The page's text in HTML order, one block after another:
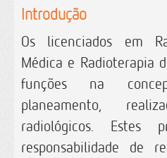
Introdução
Os licenciados em
Médica e Radioterapia
funções na
planeamento,
radiológicos. Estes
responsabilidade de